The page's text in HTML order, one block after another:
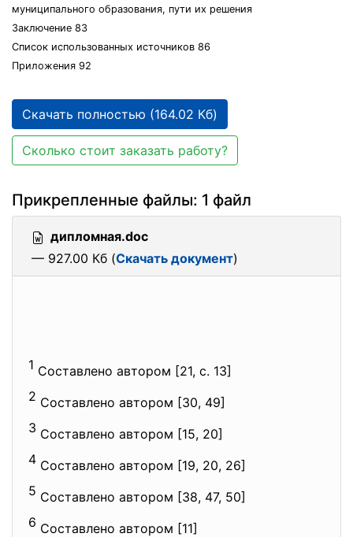
муниципального образования, пути их решения
Заключение 83
Список использованных источников 86
Приложения 92
Скачать полностью (164.02 Кб)
Сколько стоит заказать работу?
Прикрепленные файлы: 1 файл
дипломная.doc
— 927.00 Кб (Скачать документ)
1 Составлено автором [21, с. 13]
2 Составлено автором [30, 49]
3 Составлено автором [15, 20]
4 Составлено автором [19, 20, 26]
5 Составлено автором [38, 47, 50]
6 Составлено автором [11]